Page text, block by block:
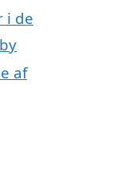
i de
af